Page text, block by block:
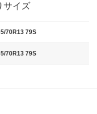
サイズ
70R13 79S
70R13 79S